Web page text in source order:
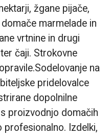
žgane pijače,
marmelade in
vrtnine in drugi
čaji. Strokovne
na
pridelovalce
dopolnilne
proizvodnjo domačih
profesionalno. Izdelki,